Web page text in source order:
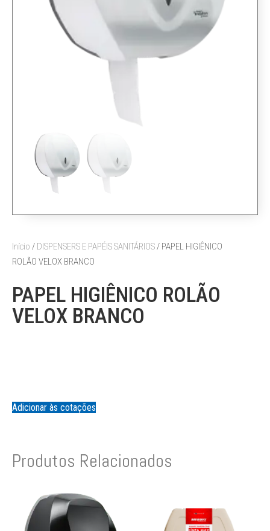
Início / DISPENSERS E PAPÉIS SANITÁRIOS/ PAPEL HIGIÊNICO
ROLÃO VELOX BRANCO
PAPEL HIGIÊNICO ROLÃO
VELOX BRANCO
Adicionar às cotações
Produtos Relacionados